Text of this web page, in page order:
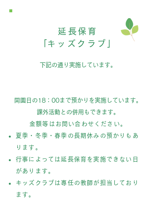
延長保育
​「キッズクラブ」
下記の通り実施しています。
開園日の18：00まで預かりを実施しています。
課外活動との併用もできます。
金額等はお問い合わせください。
夏季・冬季・春季の長期休みの預かりもあ
ります。
行事によっては延長保育を実施できない日
があります。
キッズクラブは専任の教師が担当しており
ます。